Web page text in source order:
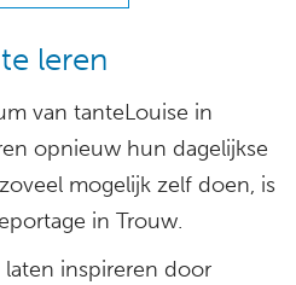
leren
van tanteLouise in
opnieuw hun dagelijkse
mogelijk zelf doen, is
in Trouw.
inspireren door